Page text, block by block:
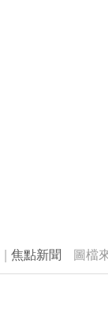
焦點新聞